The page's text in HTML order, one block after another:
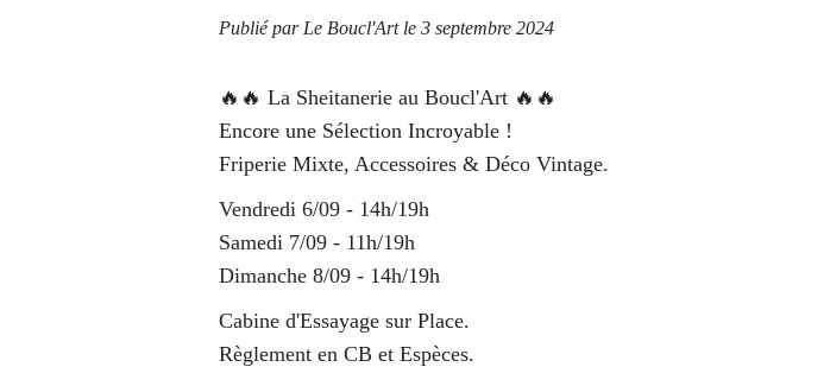
Publié par Le Boucl'Art le 3 septembre 2024
🔥🔥 La Sheitanerie au Boucl'Art 🔥🔥
Encore une Sélection Incroyable !
Friperie Mixte, Accessoires & Déco Vintage.
Vendredi 6/09 - 14h/19h
Samedi 7/09 - 11h/19h
Dimanche 8/09 - 14h/19h
Cabine d'Essayage sur Place.
Règlement en CB et Espèces.